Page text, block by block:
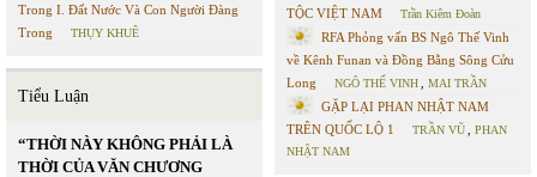
Trong I. Đất Nước Và Con Người Đàng
Trong
THỤY KHUÊ
Tiểu Luận
“THỜI NÀY KHÔNG PHẢI LÀ
THỜI CỦA VĂN CHƯƠNG
TỘC VIỆT NAM
Trần Kiêm Đoàn
RFA Phỏng vấn BS Ngô Thế Vinh
về Kênh Funan và Đồng Bằng Sông Cửu
Long
NGÔ THẾ VINH MAI TRẦN
GẶP LẠI PHAN NHẬT NAM
TRÊN QUỐC LỘ 1
TRẦN VŨ
PHAN
NHẬT NAM